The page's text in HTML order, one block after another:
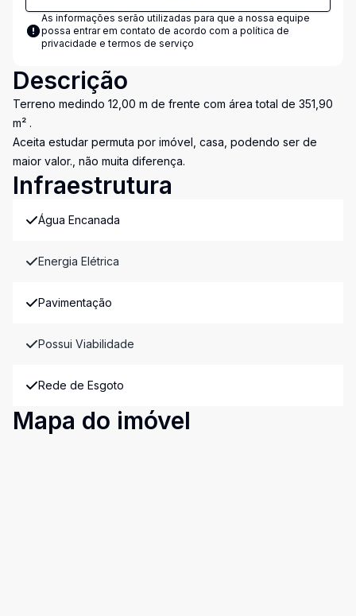
As informações serão utilizadas para que a nossa equipe
possa entrar em contato de acordo com a política de
privacidade e termos de serviço
Descrição
Terreno medindo 12,00 m de frente com área total de 351,90
m² .
Aceita estudar permuta por imóvel, casa, podendo ser de
maior valor., não muita diferença.
Infraestrutura
Água Encanada
Energia Elétrica
Pavimentação
Possui Viabilidade
Rede de Esgoto
Mapa do imóvel